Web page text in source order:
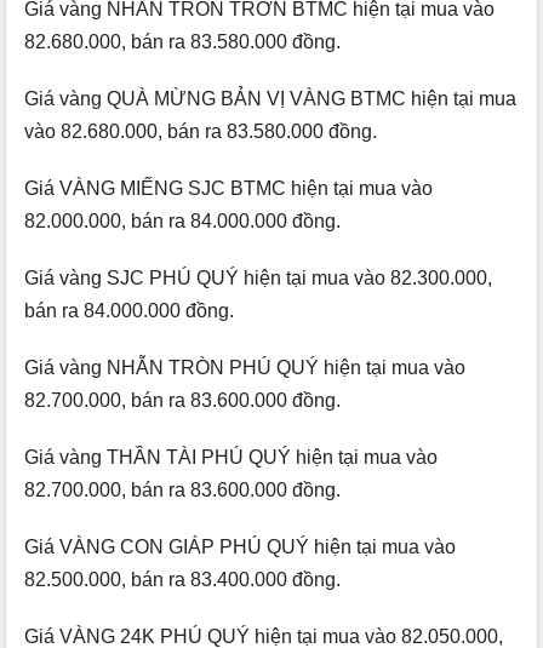
Giá vàng NHẪN TRÒN TRƠN BTMC hiện tại mua vào
82.680.000, bán ra 83.580.000 đồng.
Giá vàng QUÀ MỪNG BẢN VỊ VÀNG BTMC hiện tại mua
vào 82.680.000, bán ra 83.580.000 đồng.
Giá VÀNG MIẾNG SJC BTMC hiện tại mua vào
82.000.000, bán ra 84.000.000 đồng.
Giá vàng SJC PHÚ QUÝ hiện tại mua vào 82.300.000,
bán ra 84.000.000 đồng.
Giá vàng NHẪN TRÒN PHÚ QUÝ hiện tại mua vào
82.700.000, bán ra 83.600.000 đồng.
Giá vàng THẦN TÀI PHÚ QUÝ hiện tại mua vào
82.700.000, bán ra 83.600.000 đồng.
Giá VÀNG CON GIÁP PHÚ QUÝ hiện tại mua vào
82.500.000, bán ra 83.400.000 đồng.
Giá VÀNG 24K PHÚ QUÝ hiện tại mua vào 82.050.000,